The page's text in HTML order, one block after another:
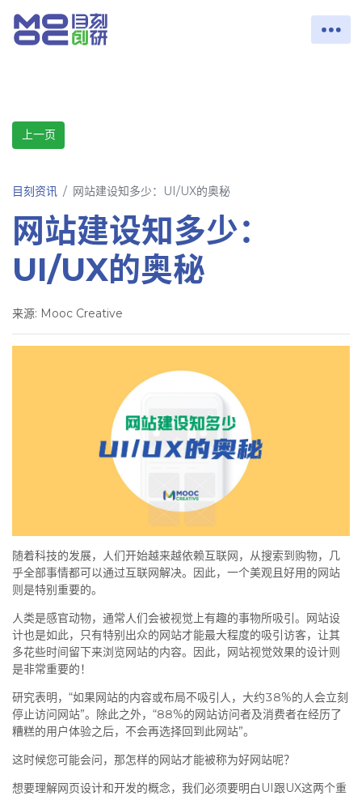
上一页
目刻资讯 网站建设知多少：UI/UX的奥秘
网站建设知多少：
UI/UX的奥秘
来源: Mooc Creative
随着科技的发展，人们开始越来越依赖互联网，从搜索到购物，几
乎全部事情都可以通过互联网解决。因此，一个美观且好用的网站
则是特别重要的。
人类是感官动物，通常人们会被视觉上有趣的事物所吸引。网站设
计也是如此，只有特别出众的网站才能最大程度的吸引访客，让其
多花些时间留下来浏览网站的内容。因此，网站视觉效果的设计则
是非常重要的！
研究表明，“如果网站的内容或布局不吸引人，大约38%的人会立刻
停止访问网站”。除此之外，“88%的网站访问者及消费者在经历了
糟糕的用户体验之后，不会再选择回到此网站”。
这时候您可能会问，那怎样的网站才能被称为好网站呢？
想要理解网页设计和开发的概念，我们必须要明白UI跟UX这两个重